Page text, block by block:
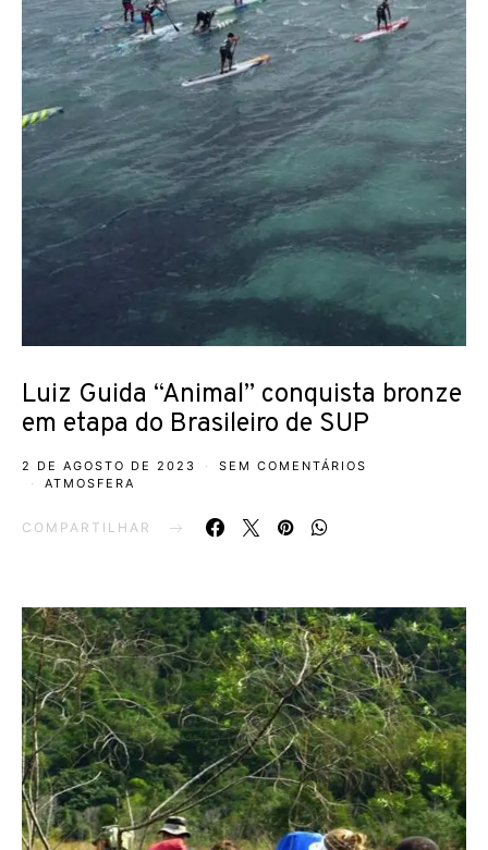
Luiz Guida “Animal” conquista bronze
em etapa do Brasileiro de SUP
2 DE AGOSTO DE 2023
SEM COMENTÁRIOS
ATMOSFERA
COMPARTILHAR